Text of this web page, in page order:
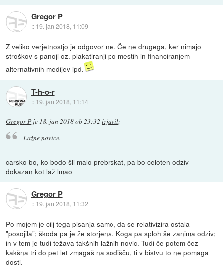
Gregor P
:: 19. jan 2018, 11:09
Z veliko verjetnostjo je odgovor ne. Če ne drugega, ker nimajo
stroškov s panoji oz. plakatiranji po mestih in financiranjem
alternativnih medijev ipd.
T-h-o-r
:: 19. jan 2018, 11:14
Gregor P je 18. jan 2018 ob 23:32 izjavil:
Lažnenovice.
carsko bo, ko bodo šli malo prebrskat, pa bo celoten odziv
dokazan kot laž lmao
Gregor P
:: 19. jan 2018, 11:32
Po mojem je cilj tega pisanja samo, da se relativizira ostala
"posojila"; škoda pa je že storjena. Koga pa sploh še zanima odziv;
in v tem je tudi težava takšnih lažnih novic. Tudi če potem čez
kakšna tri do pet let zmagaš na sodišču, ti v bistvu to ne pomaga
dosti.